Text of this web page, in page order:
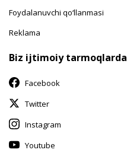
Foydalanuvchi qo‘llanmasi
Reklama
Biz ijtimoiy tarmoqlarda
Facebook
Twitter
Instagram
Youtube